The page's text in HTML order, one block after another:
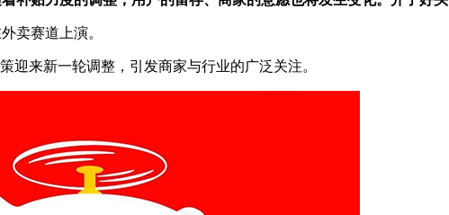
卖赛道上演。
来新一轮调整，引发商家与行业的广泛关注。